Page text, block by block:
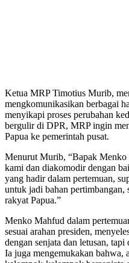
Ketua MRP Timotius Murib,
mengkomunikasikan berbagai
menyikapi proses perubahan
bergulir di DPR, MRP ingin
Papua ke pemerintah pusat.
Menurut Murib, “Bapak Menko
kami dan diakomodir dengan
yang hadir dalam pertemuan,
untuk jadi bahan pertimbangan,
rakyat Papua.”
Menko Mahfud dalam
sesuai arahan presiden,
dengan senjata dan letusan,
Ia juga mengemukakan bahwa,